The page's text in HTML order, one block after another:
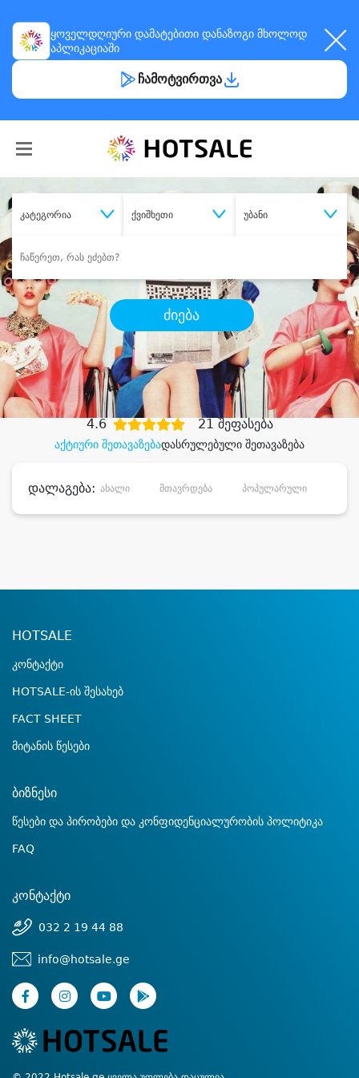
ყოველდღიური დამატებითი დანაზოგი მხოლოდ
აპლიკაციაში
ჩამოტვირთვა
კატეგორია ქვიშხეთი უბანი
ძიება
შეიძინესასურველი მომსახურება
დიდი დანაზოგით
აქტიური შეთავაზებადასრულებული შეთავაზება
4.6 21 შეფასება
დალაგება: ახალი მთავრდება პოპულარული
HOTSALE
კონტაქტი
HOTSALE-ის შესახებ
FACT SHEET
მიტანის წესები
ბიზნესი
წესები და პირობები და კონფიდენციალურობის პოლიტიკა
FAQ
კონტაქტი
032 2 19 44 88
info@hotsale.ge